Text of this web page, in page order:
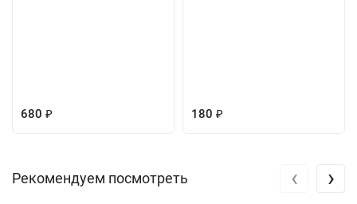
680 ₽ 180 ₽
Рекомендуем посмотреть ‹ ›